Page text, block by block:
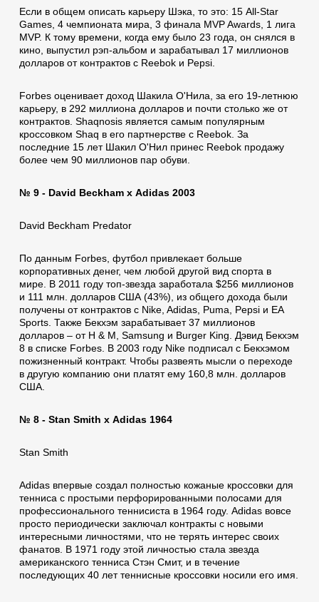
Если в общем описать карьеру Шэка, то это: 15 All-Star
Games, 4 чемпионата мира, 3 финала MVP Awards, 1 лига
MVP. К тому времени, когда ему было 23 года, он снялся в
кино, выпустил рэп-альбом и зарабатывал 17 миллионов
долларов от контрактов с Reebok и Pepsi.
Forbes оценивает доход Шакила О'Нила, за его 19-летнюю
карьеру, в 292 миллиона долларов и почти столько же от
контрактов. Shaqnosis является самым популярным
кроссовком Shaq в его партнерстве с Reebok. За
последние 15 лет Шакил О'Нил принес Reebok продажу
более чем 90 миллионов пар обуви.
№ 9 - David Beckham x Аdidas 2003
David Beckham Predator
По данным Forbes, футбол привлекает больше
корпоративных денег, чем любой другой вид спорта в
мире. В 2011 году топ-звезда заработала $256 миллионов
и 111 млн. долларов США (43%), из общего дохода были
получены от контрактов с Nike, Adidas, Puma, Pepsi и EA
Sports. Также Бекхэм зарабатывает 37 миллионов
долларов – от H & M, Samsung и Burger King. Дэвид Бекхэм
8 в списке Forbes. В 2003 году Nike подписал с Бекхэмом
пожизненный контракт. Чтобы развеять мысли о переходе
в другую компанию они платят ему 160,8 млн. долларов
США.
№ 8 - Stan Smith x Аdidas 1964
Stan Smith
Adidas впервые создал полностью кожаные кроссовки для
тенниса с простыми перфорированными полосами для
профессионального теннисиста в 1964 году. Adidas вовсе
просто периодически заключал контракты с новыми
интересными личностями, что не терять интерес своих
фанатов. В 1971 году этой личностью стала звезда
американского тенниса Стэн Смит, и в течение
последующих 40 лет теннисные кроссовки носили его имя.